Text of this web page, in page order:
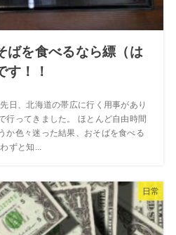
ばを食べるなら縹（は
す！！
日、北海道の帯広に行く用事があり
行ってきました。 ほとんど自由時間
か色々迷った結果、おそばを食べる
ずと知...
日常